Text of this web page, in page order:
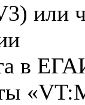
или
в